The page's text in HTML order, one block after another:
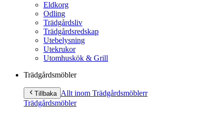
Eldkorg
Odling
Trädgårdsliv
Trädgårdsredskap
Utebelysning
Utekrukor
Utomhuskök & Grill
Trädgårdsmöbler
Tillbaka Allt inom Trädgårdsmöblerr
Trädgårdsmöbler